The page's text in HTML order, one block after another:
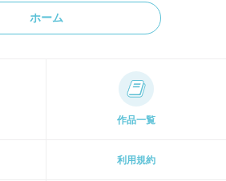
ホーム
作品一覧
利用規約